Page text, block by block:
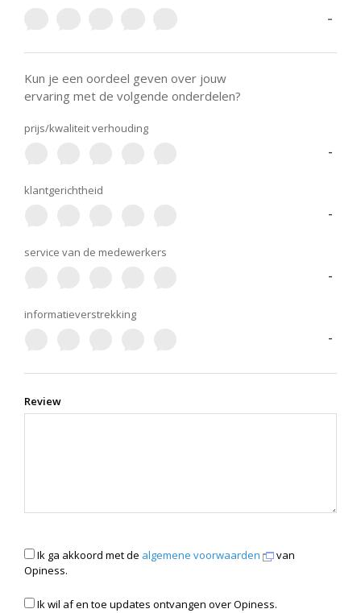
-
Kun je een oordeel geven over jouw
ervaring met de volgende onderdelen?
prijs/kwaliteit verhouding
-
klantgerichtheid
-
service van de medewerkers
-
informatieverstrekking
-
Review
Ik ga akkoord met de algemene voorwaarden
van
Opiness.
Ik wil af en toe updates ontvangen over Opiness.